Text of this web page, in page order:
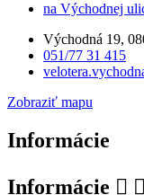
na Východnej
Východná 19,
051/77 31 415
Zobraziť mapu
Informácie
Informácie  